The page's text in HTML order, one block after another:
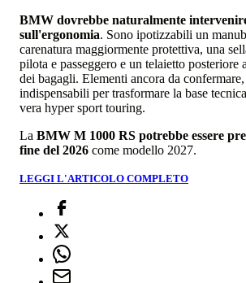
BMW dovrebbe naturalmente
sull'ergonomia. Sono ipotizzabili un
carenatura maggiormente protettiva, una
pilota e passeggero e un telaietto posteriore
dei bagagli. Elementi ancora da
indispensabili per trasformare la base
vera hyper sport touring.
La BMW M 1000 RS potrebbe essere
fine del 2026 come modello 2027.
LEGGI L'ARTICOLO COMPLETO